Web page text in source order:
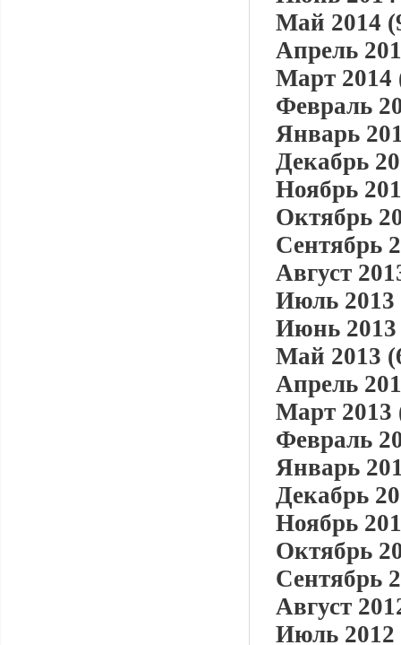
Май 2014
Апрель
Март 2014
Февраль
Январь
Декабрь
Ноябрь
Октябрь
Сентябрь
Август
Июль 2013
Июнь 2013
Май 2013
Апрель
Март 2013
Февраль
Январь
Декабрь
Ноябрь
Октябрь
Сентябрь
Август
Июль 2012